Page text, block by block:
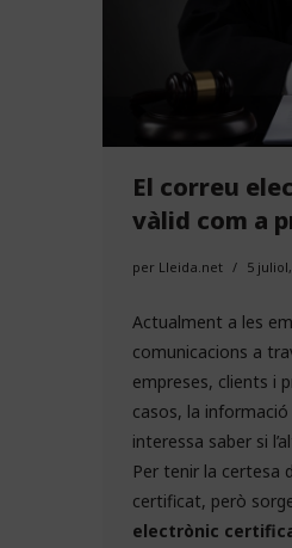
El correu
vàlid com a
per Lleida.net 5
Actualment a les
comunicacions a
empreses, clients i
casos, la
interessa saber si
Per tenir la certesa
certificat, però
electrònic